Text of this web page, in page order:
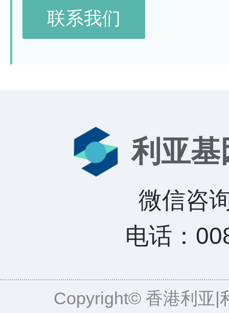
联系我们
利亚基
微信咨
电话：
Copyright© 香港利亚|